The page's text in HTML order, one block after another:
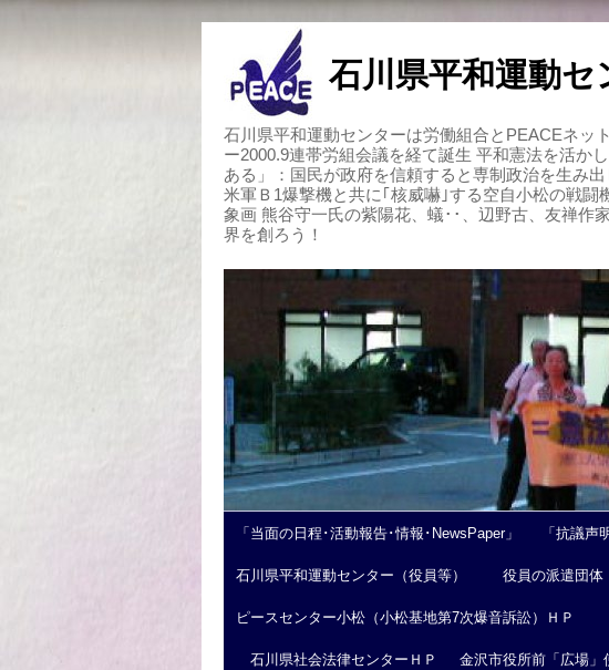
石川県平和運動セ
石川県平和運動センターは労働組合とPEACEネッ
ー2000.9連帯労組会議を経て誕生 平和憲法を活か
ある」：国民が政府を信頼すると専制政治を生み
米軍Ｂ1爆撃機と共に｢核威嚇｣する空自小松の戦
象画 熊谷守一氏の紫陽花、蟻･･、辺野古、友禅作
界を創ろう！
「当面の日程･活動報告･情報･NewsPaper」 「抗議声
石川県平和運動センター（役員等） 役員の派遣団体
ピースセンター小松（小松基地第7次爆音訴訟）ＨＰ
石川県社会法律センターＨＰ 金沢市役所前「広場